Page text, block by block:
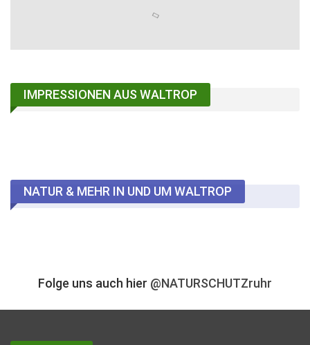
IMPRESSIONEN AUS WALTROP
NATUR & MEHR IN UND UM WALTROP
Folge uns auch hier @NATURSCHUTZruhr